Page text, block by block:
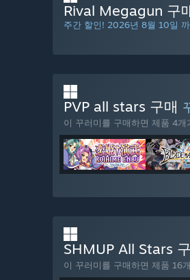
Rival Megagun 구
주간 할인! 2026년 8월 10일
PVP all stars 구매
이 꾸러미를 구매하면 제품 4
SHMUP All Stars
이 꾸러미를 구매하면 제품 16